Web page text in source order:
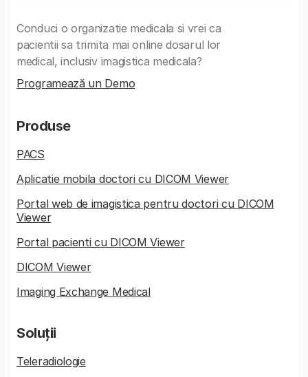
Conduci o organizatie medicala si vrei ca
pacientii sa trimita mai online dosarul lor
medical, inclusiv imagistica medicala?
Programează un Demo
Produse
PACS
Aplicatie mobila doctori cu DICOM Viewer
Portal web de imagistica pentru doctori cu DICOM
Viewer
Portal pacienti cu DICOM Viewer
DICOM Viewer
Imaging Exchange Medical
Soluții
Teleradiologie